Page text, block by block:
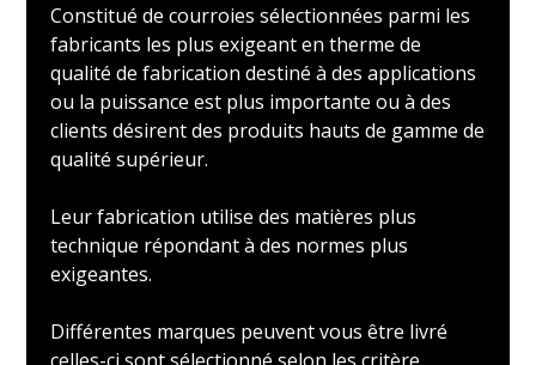
Constitué de courroies sélectionnées parmi les
fabricants les plus exigeant en therme de
qualité de fabrication destiné à des applications
ou la puissance est plus importante ou à des
clients désirent des produits hauts de gamme de
qualité supérieur.
Leur fabrication utilise des matières plus
technique répondant à des normes plus
exigeantes.
Différentes marques peuvent vous être livré